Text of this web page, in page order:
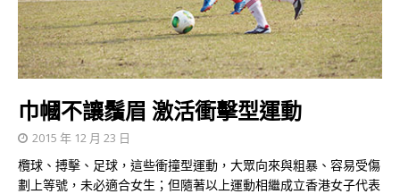
巾幗不讓鬚眉 激活衝擊型運動
2015 年 12 月 23 日
欖球、搏擊、足球，這些衝撞型運動，大眾向來與粗暴、容易受傷
劃上等號，未必適合女生；但隨著以上運動相繼成立香港女子代表